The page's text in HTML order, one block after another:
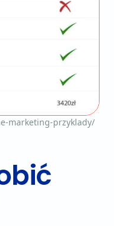
marketing-przyklady/